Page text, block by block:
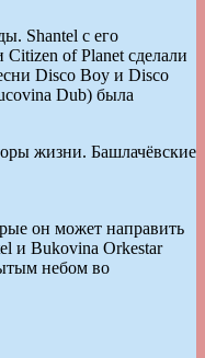
Shantel с его
of Planet сделали
Disco Boy и Disco
Dub) была
жизни. Башлачёвские
он может направить
и Bukovina Orkestar
небом во